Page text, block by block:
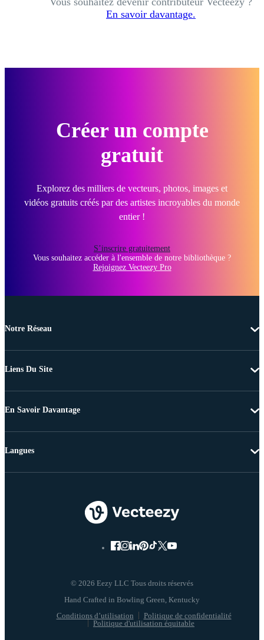
En savoir davantage.
Créer un compte
gratuit
Explorez des milliers de vecteurs, photos, images et
vidéos gratuits créés par des artistes incroyables du monde
entier !
S’inscrire gratuitement
Vous souhaitez accéder à l'ensemble de notre bibliothèque ?
Rejoignez Vecteezy Pro
Notre Réseau
Liens Du Site
En Savoir Davantage
© 2026 Eezy LLC Tous droits réservés
Conditions d’utilisation
Politique de confidentialité
Politique d'utilisation équitable
Langues